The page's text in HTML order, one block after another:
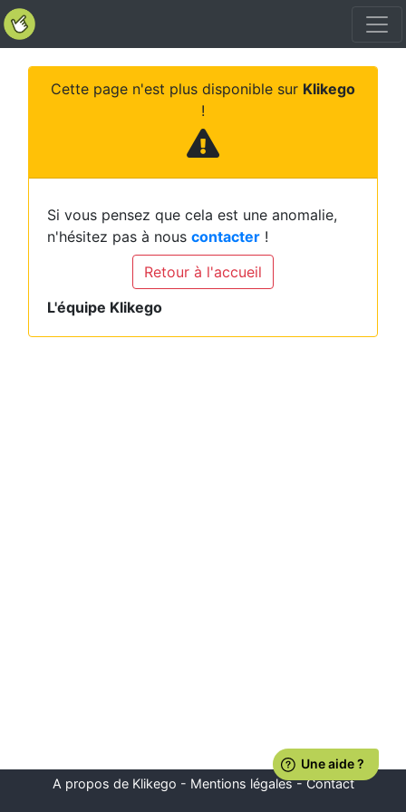
Cette page n'est plus disponible sur Klikego
!
Si vous pensez que cela est une anomalie,
n'hésitez pas à nous contacter !
Retour à l'accueil
L'équipe Klikego
A propos de Klikego - Mentions légales-Contact